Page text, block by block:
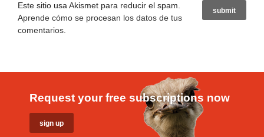
Este sitio usa Akismet para reducir el spam.
Aprende cómo se procesan los datos de tus
comentarios
Request your free subscriptions now